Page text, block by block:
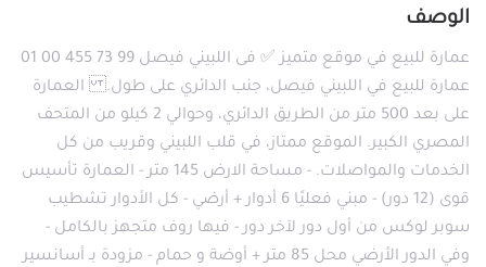
الوصف
عمارة للبيع في موقع متميز ✅ فى اللبيني فيصل 99 73 455 00 01
عمارة للبيع في اللبيني فيصل، جنب الدائري على طول. العمارة
على بعد 500 متر من الطريق الدائري، وحوالي 2 كيلو من المتحف
المصري الكبير. الموقع ممتاز، في قلب اللبيني وقريب من كل
الخدمات والمواصلات. - مساحة الارض 145 متر - العمارة تأسيس
قوى (12 دور) - مبني فعليًا 6 أدوار + أرضي - كل الأدوار تشطيب
سوبر لوكس من أول دور لآخر دور - فيها روف متجهز بالكامل -
وفي الدور الأرضي محل 85 متر + أوضة و حمام - مزودة بـ أسانسير